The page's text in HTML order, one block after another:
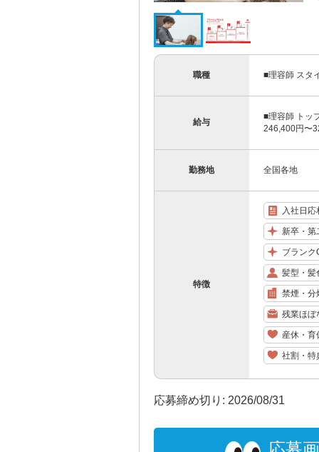
職種 ■理容師 スタ
給与
■理容師 トッ
246,400円〜
勤務地 全国各地
特徴
入社日応
新卒・第
ブランク
髪型・髪
禁煙・分
残業ほぼ
産休・育
社割・特
応募締め切り: 2026/08/31